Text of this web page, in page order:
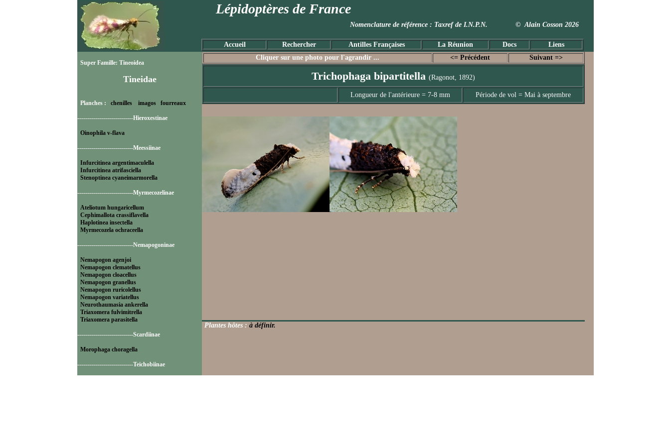
Lépidoptères de France
Nomenclature de référence : Taxref de I.N.P.N. © Alain Cosson 2026
Accueil Rechercher Antilles Françaises La Réunion Docs Liens
Super Famille: Tineoidea
Tineidae
Planches : chenilles imagos fourreaux
----------------------------Hieroxestinae
Oinophila v-flava
----------------------------Meessiinae
Infurcitinea argentimaculella
Infurcitinea atrifasciella
Stenoptinea cyaneimarmorella
----------------------------Myrmecozelinae
Ateliotum hungaricellum
Cephimallota crassiflavella
Haplotinea insectella
Myrmecozela ochraceella
----------------------------Nemapogoninae
Nemapogon agenjoi
Nemapogon clematellus
Nemapogon cloacellus
Nemapogon granellus
Nemapogon ruricolellus
Nemapogon variatellus
Neurothaumasia ankerella
Triaxomera fulvimitrella
Triaxomera parasitella
----------------------------Scardiinae
Morophaga choragella
----------------------------Teichobiinae
Cliquer sur une photo pour l'agrandir ... <= Précédent Suivant =>
Trichophaga bipartitella (Ragonot, 1892)
Longueur de l'antérieure = 7-8 mm Période de vol = Mai à septembre
Plantes hôtes : à définir.